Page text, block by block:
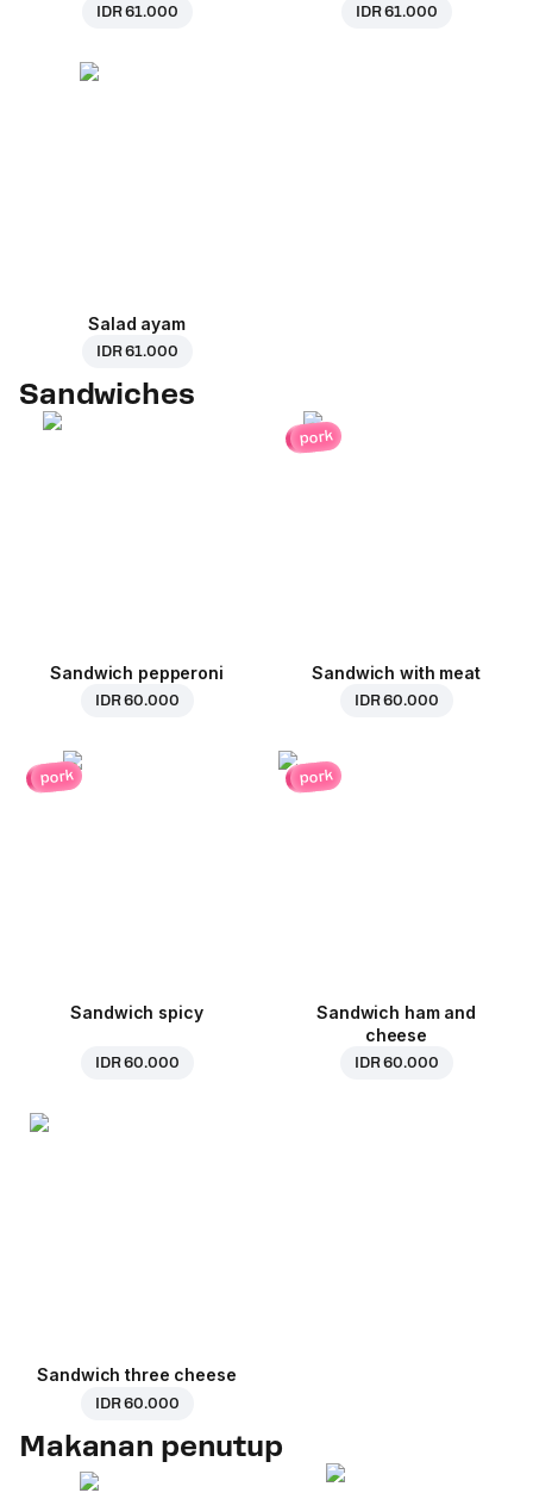
IDR 61.000 IDR 61.000
Salad ayam
IDR 61.000
Sandwiches
Sandwich pepperoni
IDR 60.000
pork
Sandwich with meat
IDR 60.000
pork
Sandwich spicy
IDR 60.000
pork
Sandwich ham and
cheese
IDR 60.000
Sandwich three cheese
IDR 60.000
Makanan penutup